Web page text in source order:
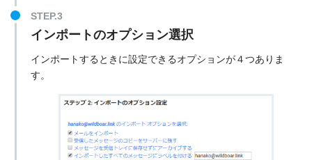
インポートのオプション選択
インポートするときに設定できるオプションが４つありま
す。